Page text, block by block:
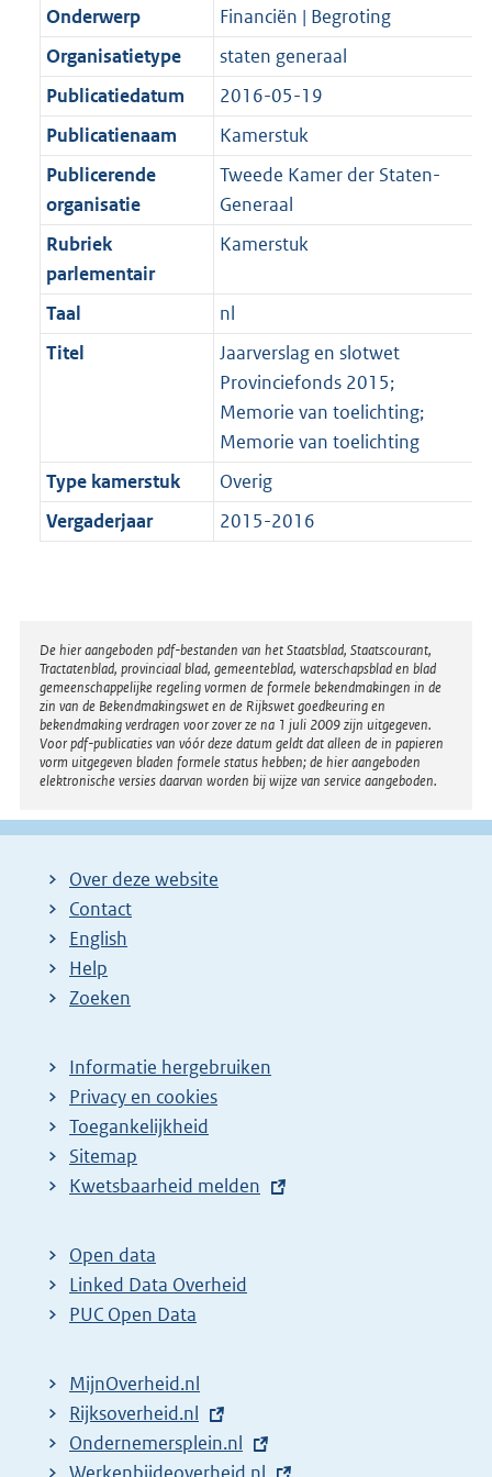
Onderwerp
Financiën | Begroting
Organisatietype
staten generaal
Publicatiedatum
2016-05-19
Publicatienaam
Kamerstuk
Publicerende
organisatie
Tweede Kamer der Staten-
Generaal
Rubriek
parlementair
Kamerstuk
Taal
nl
Titel
Jaarverslag en slotwet
Provinciefonds 2015;
Memorie van toelichting;
Memorie van toelichting
Type kamerstuk
Overig
Vergaderjaar
2015-2016
Disclaimer
De hier aangeboden pdf-bestanden van het Staatsblad, Staatscourant,
Tractatenblad, provinciaal blad, gemeenteblad, waterschapsblad en blad
gemeenschappelijke regeling vormen de formele bekendmakingen in de
zin van de Bekendmakingswet en de Rijkswet goedkeuring en
bekendmaking verdragen voor zover ze na 1 juli 2009 zijn uitgegeven.
Voor pdf-publicaties van vóór deze datum geldt dat alleen de in papieren
vorm uitgegeven bladen formele status hebben; de hier aangeboden
elektronische versies daarvan worden bij wijze van service aangeboden.
Over deze website
Contact
English
Help
Zoeken
Informatie hergebruiken
Privacy en cookies
Toegankelijkheid
Sitemap
E
t
e
r
l
i
n
Kwetsbaarheid melden
Open data
Linked Data Overheid
PUC Open Data
MijnOverheid.nl
E
x
t
Rijksoverheid.nl
E
x
Ondernemersplein.nl
E
Werkenbijdeoverheid.nl